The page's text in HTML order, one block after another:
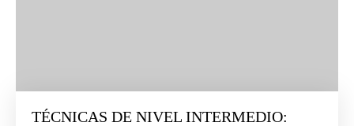
TÉCNICAS DE NIVEL INTERMEDIO: